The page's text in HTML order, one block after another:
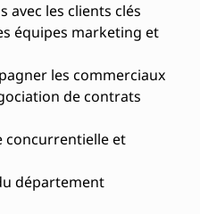
avec les clients clés
équipes marketing et
les commerciaux
de contrats
concurrentielle et
département